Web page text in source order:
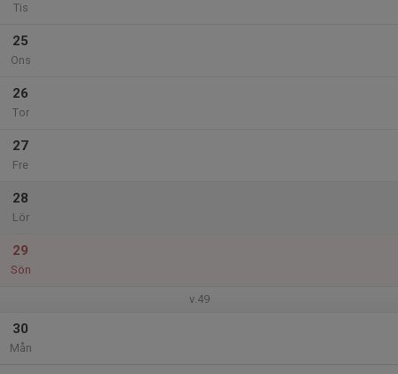
Tis
25
Ons
26
Tor
27
Fre
28
Lör
29
Sön
v.49
30
Mån